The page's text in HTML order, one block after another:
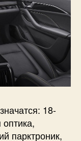
18-
парктроник,